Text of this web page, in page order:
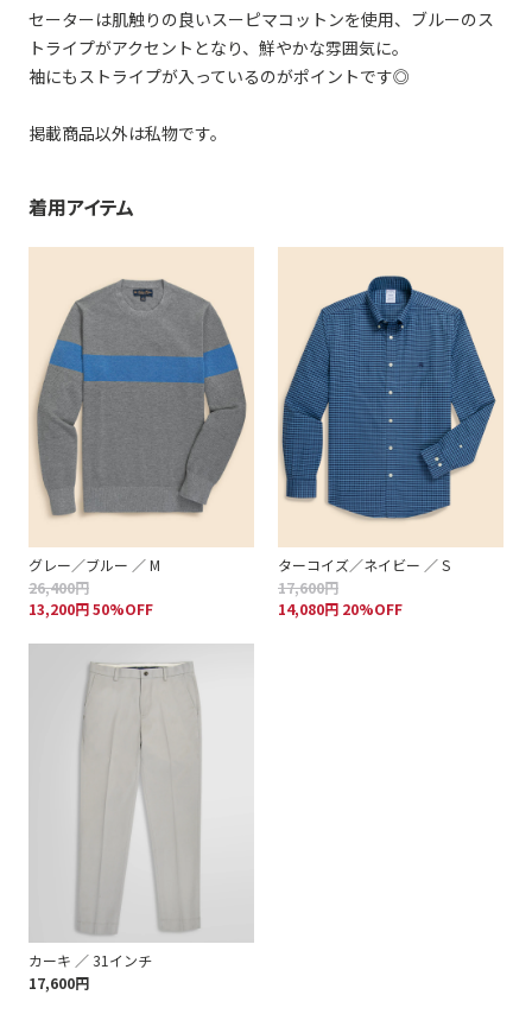
セーターは肌触りの良いスーピマコットンを使用、ブルーのス
トライプがアクセントとなり、鮮やかな雰囲気に。
袖にもストライプが入っているのがポイントです◎
掲載商品以外は私物です。
着用アイテム
グレー／ブルー ／ M
26,400円
13,200円 50%OFF
ターコイズ／ネイビー ／ S
17,600円
14,080円 20%OFF
カーキ ／ 31インチ
17,600円